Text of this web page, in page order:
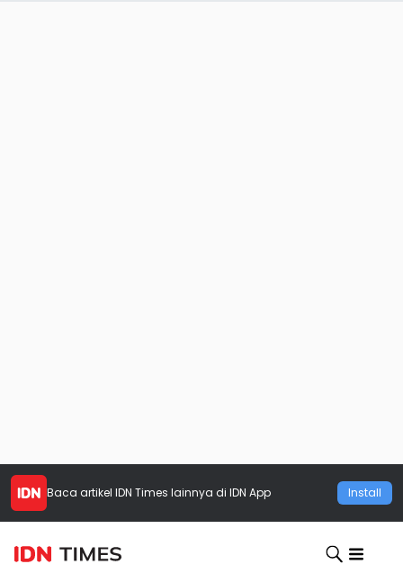
Baca artikel IDN Times lainnya di IDN App Install